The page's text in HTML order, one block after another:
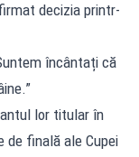
decizia printr-
încântați că
lor titular în
de finală ale Cupei